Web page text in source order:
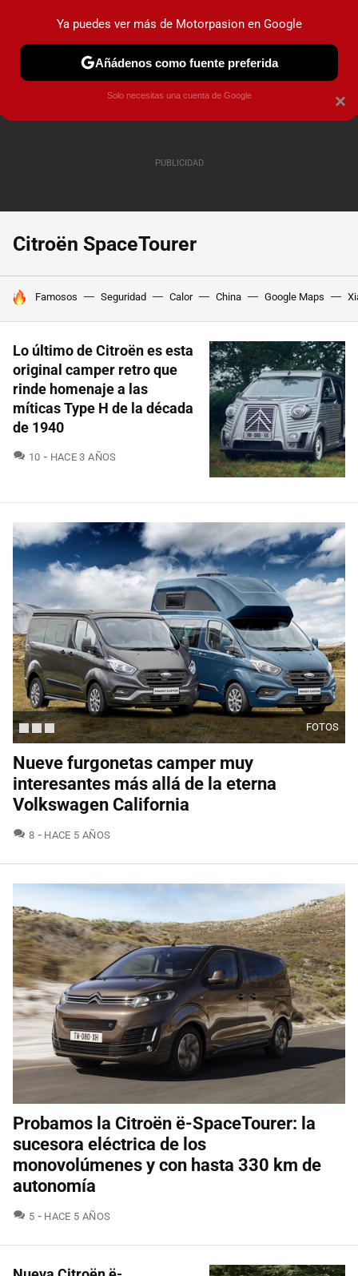
PRUEBAS COCHES ELÉCTRICOS OBSERVATORIO
Citroën SpaceTourer
HOY SE HABLA DE
Famosos Seguridad Calor China Google Maps
Lo último de Citroën es esta
original camper retro que
rinde homenaje a las
míticas Type H de la década
de 1940
10 COMENTARIOS
HACE 3 AÑOS
FOTOS
Nueve furgonetas camper muy
interesantes más allá de la eterna
Volkswagen California
8 COMENTARIOS
HACE 5 AÑOS
Probamos la Citroën ë-SpaceTourer: la
sucesora eléctrica de los
monovolúmenes y con hasta 330 km de
autonomía
5 COMENTARIOS
HACE 5 AÑOS
×
Ya puedes ver más de Motorpasion en Google
Añádenos como fuente preferida
Solo necesitas una cuenta de Google